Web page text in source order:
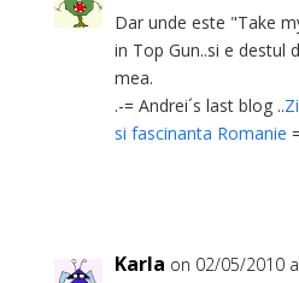
Dar unde este "Take
in Top Gun..si e destul
mea.
.-= Andrei´s last blog ..
si fascinanta Romanie
Karla on 02/05/2010